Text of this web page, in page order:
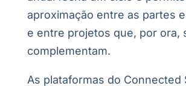
aproximação entre as partes
e entre projetos que, por ora,
complementam.
As plataformas do Connected